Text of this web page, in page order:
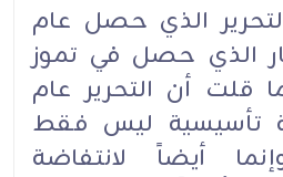
الذي حصل عام
الذي حصل في تموز
وعندما قلت أن التحرير عام
تأسيسية ليس فقط
أيضاً لانتفاضة